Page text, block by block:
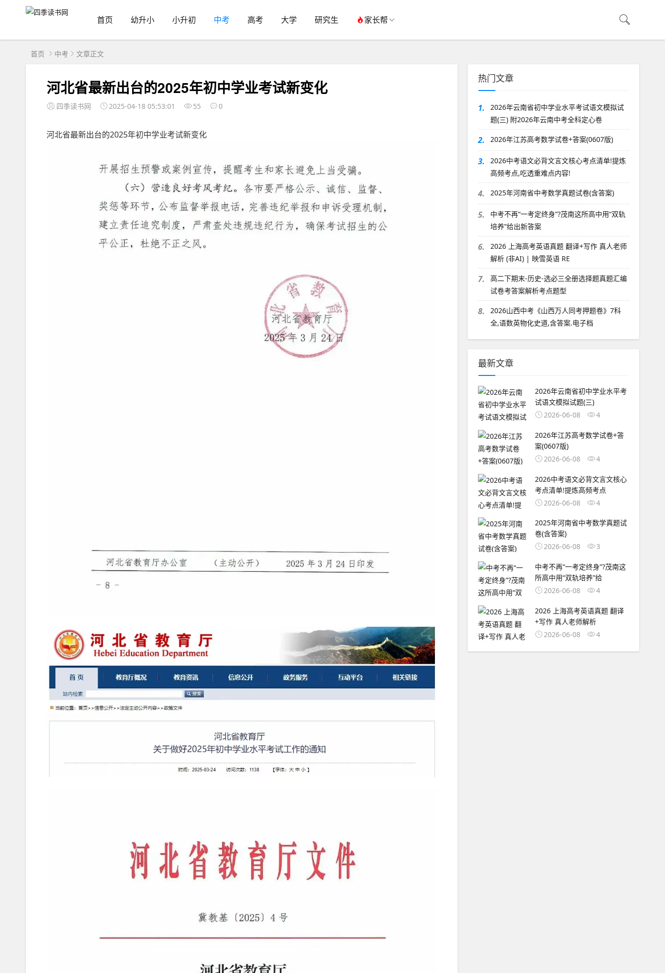
首页 幼升小 小升初 中考 高考 大学 研究生 家长帮
首页 中考 文章正文
河北省最新出台的2025年初中学业考试新变化
四季读书网 2025-04-18 05:53:01 55 0
河北省最新出台的2025年初中学业考试新变化
热门文章
1.
2026年云南省初中学业水平考试语文模拟试
题(三) 附2026年云南中考全科定心卷
2. 2026年江苏高考数学试卷+答案(0607版)
3.
2026中考语文必背文言文核心考点清单!提炼
高频考点,吃透重难点内容!
4. 2025年河南省中考数学真题试卷(含答案)
5.
中考不再“一考定终身”?茂南这所高中用“双轨
培养”给出新答案
6.
2026 上海高考英语真题 翻译+写作 真人老师
解析 (非AI) | 映雪英语 RE
7.
高二下期末-历史-选必三全册选择题真题汇编
试卷考答案解析考点题型
8.
2026山西中考《山西万人同考押题卷》7科
全,语数英物化史道,含答案.电子档
最新文章
2026年云南省初中学业水平考
试语文模拟试题(三)
2026-06-08
4
2026年江苏高考数学试卷+答
案(0607版)
2026-06-08
4
2026中考语文必背文言文核心
考点清单!提炼高频考点
2026-06-08
4
2025年河南省中考数学真题试
卷(含答案)
2026-06-08
3
中考不再“一考定终身”?茂南这
所高中用“双轨培养”给
2026-06-08
4
2026 上海高考英语真题 翻译
+写作 真人老师解析
2026-06-08
4